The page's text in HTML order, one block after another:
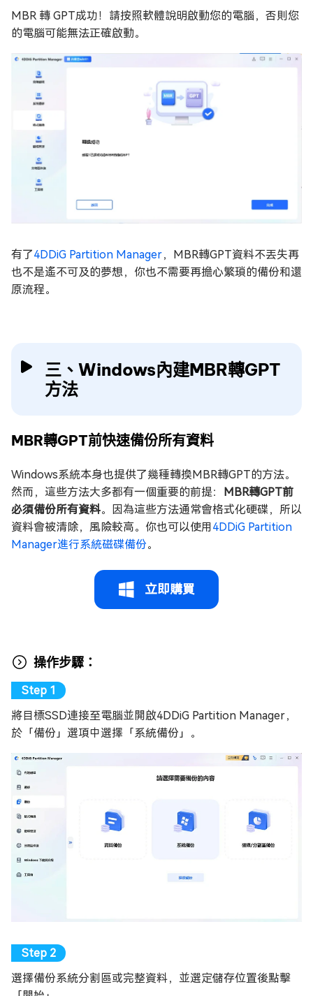
MBR 轉 GPT成功！請按照軟體說明啟動您的電腦，否則您
的電腦可能無法正確啟動。
有了4DDiG Partition Manager，MBR轉GPT資料不丟失再
也不是遙不可及的夢想，你也不需要再擔心繁瑣的備份和還
原流程。
三、Windows內建MBR轉GPT
方法
MBR轉GPT前快速備份所有資料
Windows系統本身也提供了幾種轉換MBR轉GPT的方法。
然而，這些方法大多都有一個重要的前提：
MBR轉GPT前
必須備份所有資料。因為這些方法通常會格式化硬碟，所以
資料會被清除，風險較高。你也可以使用4DDiG Partition
Manager進行系統磁碟備份。
立即購買
操作步驟：
將目標SSD連接至電腦並開啟4DDiG Partition Manager，
於「備份」選項中選擇「系統備份」。
選擇備份系統分割區或完整資料，並選定儲存位置後點擊